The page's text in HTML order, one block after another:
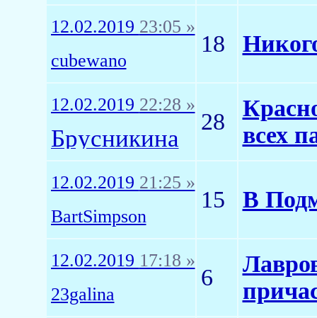
12.02.2019 23:05 »
cubewano
18
12.02.2019 22:28 »
Брусникина
28
всех
12.02.2019 21:25 »
BartSimpson
15 В
12.02.2019 17:18 »
23galina
6